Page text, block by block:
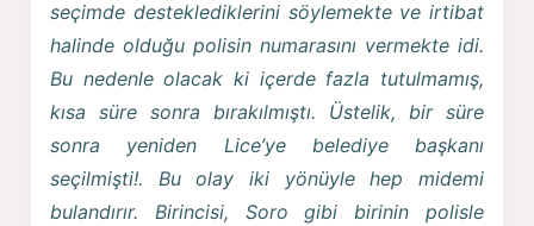
seçimde desteklediklerini söylemekte ve irtibat
halinde olduğu polisin numarasını vermekte idi.
Bu nedenle olacak ki içerde fazla tutulmamış,
kısa süre sonra bırakılmıştı. Üstelik, bir süre
sonra yeniden Lice’ye belediye başkanı
seçilmişti!. Bu olay iki yönüyle hep midemi
bulandırır. Birincisi, Soro gibi birinin polisle